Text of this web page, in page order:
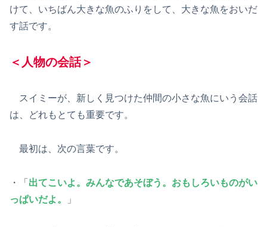
けて、いちばん大きな魚のふりをして、大きな魚をおいだ
す話です。
＜人物の会話＞
スイミーが、新しく見つけた仲間の小さな魚にいう会話
は、どれもとても重要です。
最初は、次の言葉です。
・「 出てこいよ。みんなであそぼう。おもしろいものがい
っぱいだよ。
」